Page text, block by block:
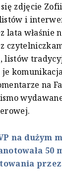
zdjęcie
i
lata właśnie
listów
je
na
na dużym
50